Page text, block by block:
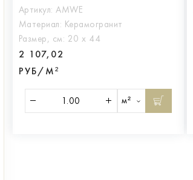
Артикул: AMWE
Материал: Керамогранит
Размер, см: 20 х 44
2 107,02
РУБ/М²
м²